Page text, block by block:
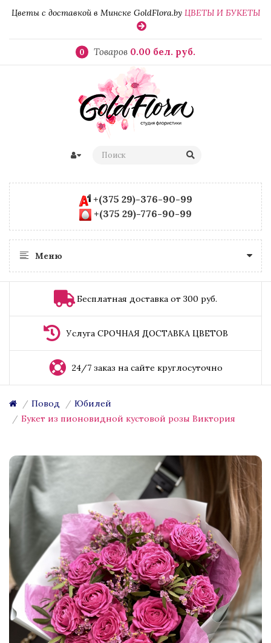
Цветы с доставкой в Минске GoldFlora.by ЦВЕТЫ И БУКЕТЫ
0 Товаров 0.00 бел. руб.
+(375 29)-376-90-99
+(375 29)-776-90-99
Меню
Бесплатная доставка от 300 руб.
Услуга СРОЧНАЯ ДОСТАВКА ЦВЕТОВ
24/7 заказ на сайте круглосуточно
Повод
Юбилей
Букет из пионовидной кустовой розы Виктория